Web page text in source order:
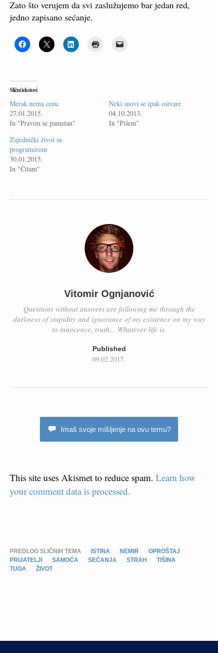
Zato što verujem da svi zaslužujemo bar jedan red,
jedno zapisano sećanje.
Slični tekstovi
Merak nema cenu
27.01.2015.
In "Pravim se pametan"
Neki snovi se ipak ostvare
04.10.2013.
In "Pišem"
Zajednički život sa
programerom
30.01.2015.
In "Čitam"
Vitomir Ognjanović
Questions without answers are following me through the
darkness of stupidity and ignorance of my existence on my way
to innocence, truth... Whatever life is.
Published
09.02.2017.
Imaš svoje mišljenje na ovu temu?
This site uses Akismet to reduce spam. Learn how
your comment data is processed.
PREDLOG SLIČNIH TEMA ISTINA NEMIR
OPROŠTAJ
PRIJATELJI
SAMOĆA SEĆANJA STRAH
TIŠINA
TUGA
ŽIVOT